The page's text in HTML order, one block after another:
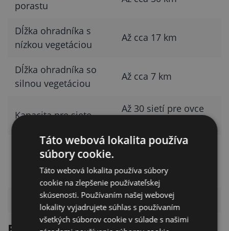
porastu
Dĺžka ohradníka s
nízkou vegetáciou
Až cca 17 km
Dĺžka ohradníka so
silnou vegetáciou
Až cca 7 km
Kapacita pre siete
Až 30 sietí pre ovce
Robustný, odolný
vplyvom
Záruka 3 roky
Táto webová lokalita používa
súbory cookie.
Táto webová lokalita používa súbory
cookie na zlepšenie používateľskej
skúsenosti. Používaním našej webovej
lokality vyjadrujete súhlas s používaním
všetkých súborov cookie v súlade s našimi